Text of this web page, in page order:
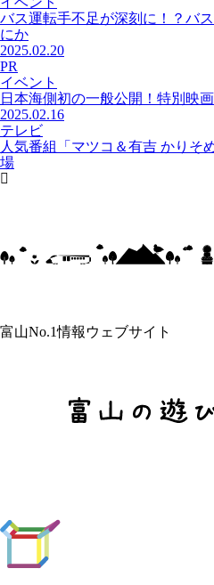
バス運転手不足が深刻に！？バ
にか
2025.02.20
PR
イベント
日本海側初の一般公開！特別映
2025.02.16
テレビ
人気番組「マツコ＆有吉 かりそ
場
富山No.1情報ウェブサイト